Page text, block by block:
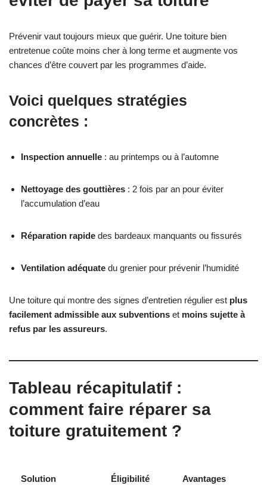
Prévenir vaut toujours mieux que guérir. Une toiture bien
entretenue coûte moins cher à long terme et augmente vos
chances d’être couvert par les programmes d’aide.
Voici quelques stratégies
concrètes :
Inspection annuelle : au printemps ou à l’automne
Nettoyage des gouttières : 2 fois par an pour éviter
l’accumulation d’eau
Réparation rapide des bardeaux manquants ou fissurés
Ventilation adéquate du grenier pour prévenir l’humidité
Une toiture qui montre des signes d’entretien régulier est plus
facilement admissible aux subventions et moins sujette à
refus par les assureurs.
Tableau récapitulatif :
comment faire réparer sa
toiture gratuitement ?
Solution Éligibilité Avantages